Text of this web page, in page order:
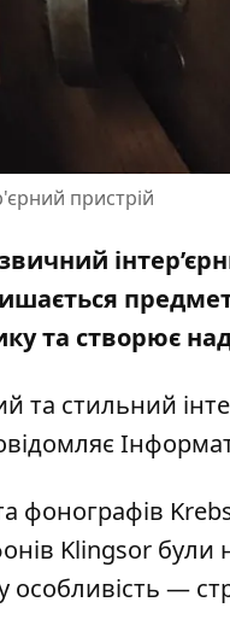
пристрій
та створює
стильний
фонографів
Klingsor
особливість —